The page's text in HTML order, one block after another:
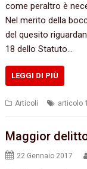
‬come peraltro è
Nel merito della
del quesito
‬18‭ ‬dello Statuto…
LEGGI DI PIÙ
Articoli articolo
Maggior
22 Gennaio 2017